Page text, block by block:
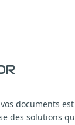
documents
des solutions